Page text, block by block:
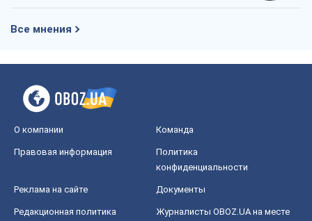
Все мнения
О компании Команда
Правовая информация
Политика
конфиденциальности
Реклама на сайте Документы
Редакционная политика
Журналисты OBOZ.UA на месте